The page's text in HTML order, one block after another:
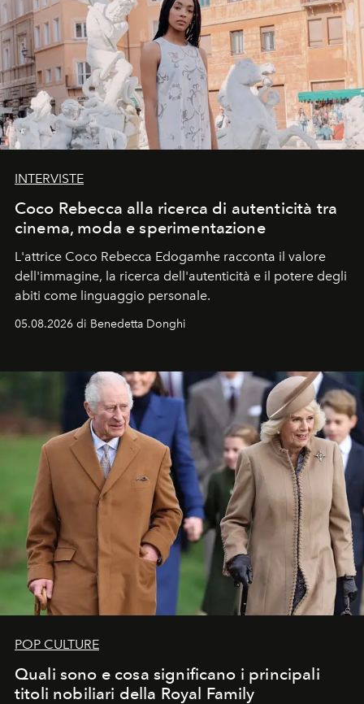
INTERVISTE
Coco Rebecca alla ricerca di autenticità tra
cinema, moda e sperimentazione
L'attrice Coco Rebecca Edogamhe racconta il valore
dell'immagine, la ricerca dell'autenticità e il potere degli
abiti come linguaggio personale.
05.08.2026 di Benedetta Donghi
POP CULTURE
Quali sono e cosa significano i principali
titoli nobiliari della Royal Family